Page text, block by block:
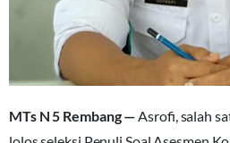
MTs N 5 Rembang— Asrofi, salah